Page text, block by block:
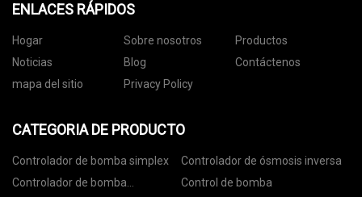
ENLACES RÁPIDOS
Hogar Sobre nosotros
Productos
Noticias
Blog
Contáctenos
mapa del sitio
Privacy Policy
CATEGORIA DE PRODUCTO
Controlador de bomba simplex
Controlador de ósmosis inversa
Controlador de bomba
Control de bomba